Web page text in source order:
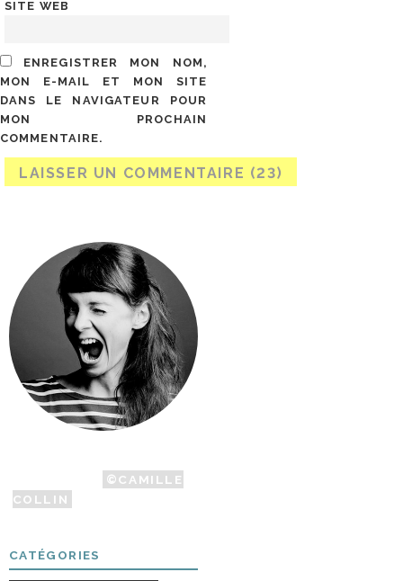
SITE WEB
ENREGISTRER MON NOM,
MON E-MAIL ET MON SITE
DANS LE NAVIGATEUR POUR
MON PROCHAIN
COMMENTAIRE.
©CAMILLE
COLLIN
CATÉGORIES